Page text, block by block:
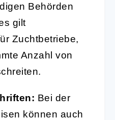
Behörden
gilt
Zuchtbetriebe,
Anzahl von
Bei der
können auch